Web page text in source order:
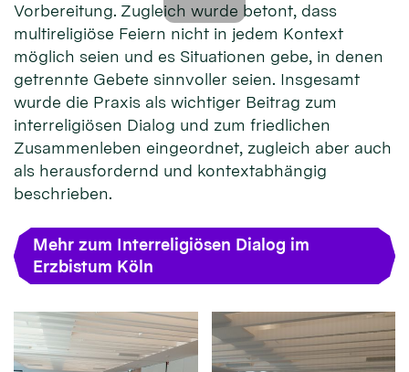
Vorbereitung. Zugleich wurde betont, dass
multireligiöse Feiern nicht in jedem Kontext
möglich seien und es Situationen gebe, in denen
getrennte Gebete sinnvoller seien. Insgesamt
wurde die Praxis als wichtiger Beitrag zum
interreligiösen Dialog und zum friedlichen
Zusammenleben eingeordnet, zugleich aber auch
als herausfordernd und kontextabhängig
beschrieben.
Mehr zum Interreligiösen Dialog im
Erzbistum Köln